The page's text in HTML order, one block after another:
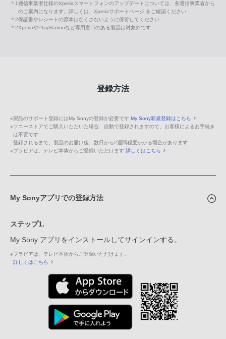
＊1通信事業者仕様のXperiaスマートフォンのアップデートについては、各通信事業者から
のご案内になります。詳しくは、Xperiaサポートページ をご確認ください
＊2保証書やレシートの原本はなくさないように保管してください
＊2XperiaやPlayStationなど専用窓口のある製品は対象外です
登録方法
※製品のサポート登録にはMy Sonyの登録が必要です My Sony新規登録はこちら
※ソニーストアでご購入いただいた場合、自動で登録されますので、お客様によるお手続き
は不要です
登録されるまで、製品のお届け後、数日から2週間程度かかる場合があります
※ブラビアは、テレビ本体からご登録いただけます 詳しくはこちら
My Sonyアプリでの登録方法
ステップ1.
My Sony アプリをインストールしてサインインする。
※ブラビアは、テレビ本体からご登録いただけます。
詳しくはこちら